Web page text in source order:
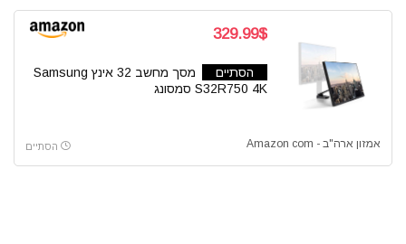
329.99$
הסתיים
מסך מחשב 32 אינץ Samsung
S32R750 4K סמסונג
אמזון ארה"ב - Amazon com הסתיים